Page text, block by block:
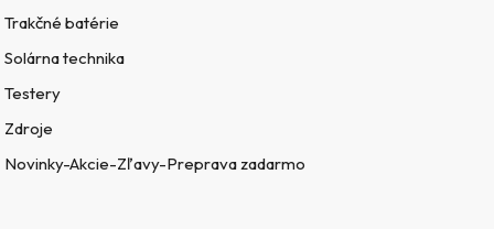
Trakčné batérie
Solárna technika
Testery
Zdroje
Novinky-Akcie-Zľavy-Preprava zadarmo